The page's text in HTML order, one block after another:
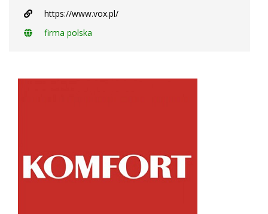
https://www.vox.pl/
firma polska